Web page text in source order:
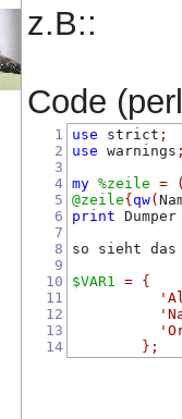
z.B::
Code
1
2
3
4
5
6
7
8
9
10
11
12
13
14
use strict ;
use warnings
my %zeile =
@zeile{qw(
print
so sieht das
$VAR1
= {
} ;